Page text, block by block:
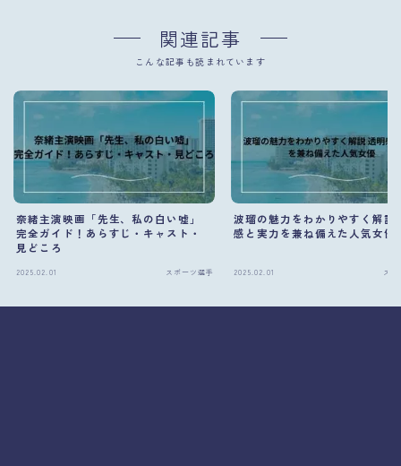
関連記事
こんな記事も読まれています
奈緒主演映画「先生、私の白い嘘」
完全ガイド！あらすじ・キャスト・
見どころ
2025.02.01 スポーツ選手
波瑠の魅力をわかりやすく解説
感と実力を兼ね備えた人気女優
2025.02.01 ス